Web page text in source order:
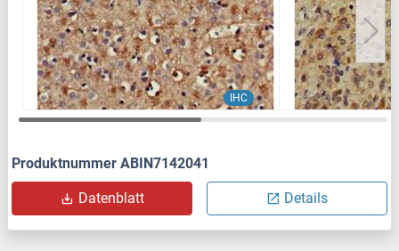
IHC
Produktnummer ABIN7142041
Datenblatt Details